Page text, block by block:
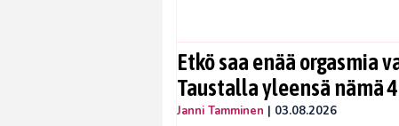
Etkö saa enää orgasmia
Taustalla yleensä nämä
Janni Tamminen | 03.08.2026